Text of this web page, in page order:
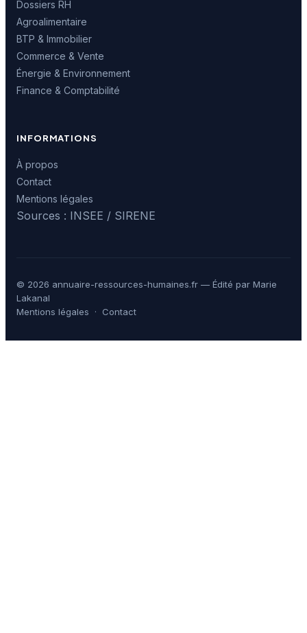
Dossiers RH
Agroalimentaire
BTP & Immobilier
Commerce & Vente
Énergie & Environnement
Finance & Comptabilité
INFORMATIONS
À propos
Contact
Mentions légales
Sources : INSEE / SIRENE
© 2026 annuaire-ressources-humaines.fr — Édité par Marie
Lakanal
Mentions légales · Contact